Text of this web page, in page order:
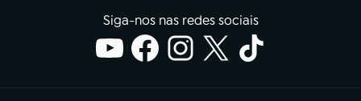
Siga-nos nas redes sociais